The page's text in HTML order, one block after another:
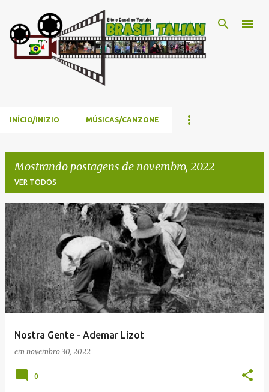
Pular para o conteúdo principal
INÍCIO/INIZIO MÚSICAS/CANZONE
Mostrando postagens de novembro, 2022
VER TODOS
P
o
s
t
a
g
Nostra Gente - Ademar Lizot
em novembro 30, 2022
0